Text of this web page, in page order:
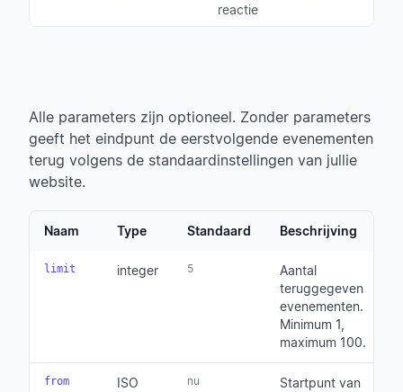
reactie
Alle parameters zijn optioneel. Zonder parameters
geeft het eindpunt de eerstvolgende evenementen
terug volgens de standaardinstellingen van jullie
website.
Naam Type Standaard Beschrijving
limit integer 5
Aantal
teruggegeven
evenementen.
Minimum 1,
maximum 100.
from
ISO
nu
Startpunt van